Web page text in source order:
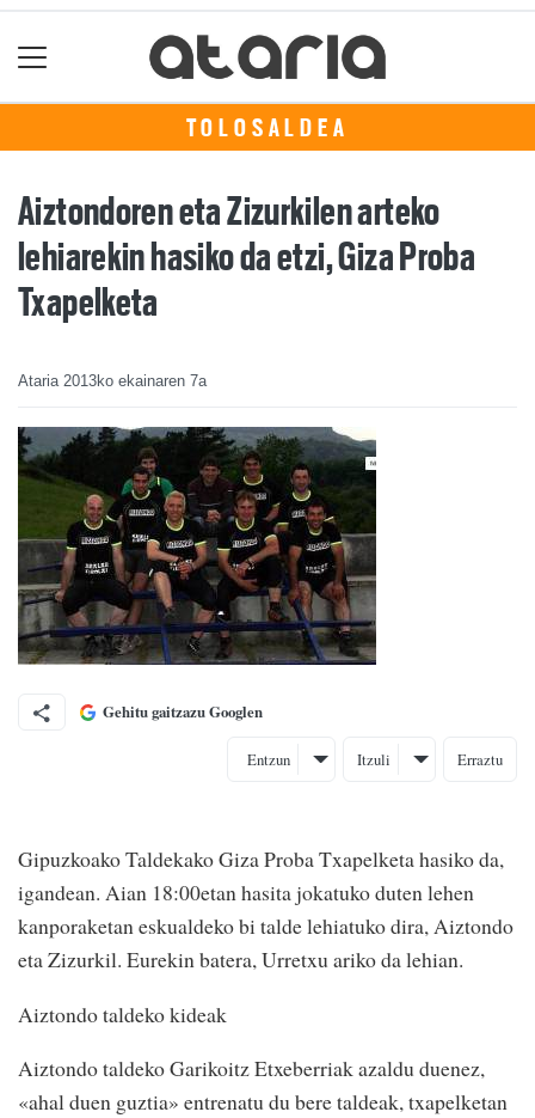
TOLOSALDEA
Aiztondoren eta Zizurkilen arteko
lehiarekin hasiko da etzi, Giza Proba
Txapelketa
Ataria 2013ko ekainaren 7a
Gehitu gaitzazu Googlen
Entzun Itzuli Erraztu
Gipuzkoako Taldekako Giza Proba Txapelketa hasiko da,
igandean. Aian 18:00etan hasita jokatuko duten lehen
kanporaketan eskualdeko bi talde lehiatuko dira, Aiztondo
eta Zizurkil. Eurekin batera, Urretxu ariko da lehian.
Aiztondo taldeko kideak
Aiztondo taldeko Garikoitz Etxeberriak azaldu duenez,
«ahal duen guztia» entrenatu du bere taldeak, txapelketan